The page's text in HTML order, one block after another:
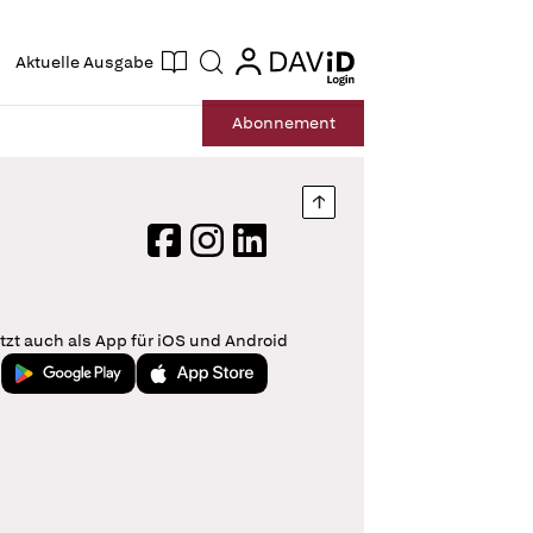
Aktuelle Ausgabe Suche login
login
Abonnement
Nach oben springen
FacebookInstagram
LinkedIn
auch als App für iOS und Android
Jetzt bei Google PlayLaden im App Store